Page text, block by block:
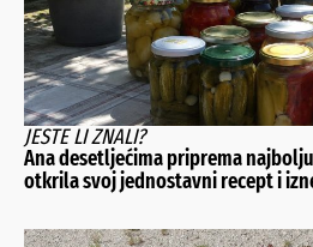
JESTE LI ZNALI?
Ana desetljećima priprema
otkrila svoj jednostavni recept i